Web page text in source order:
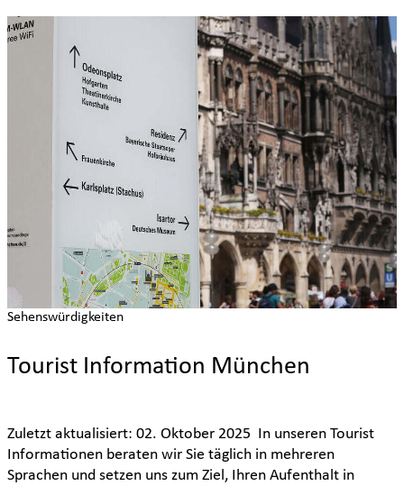
Tourist Information München
Sehenswürdigkeiten
Zuletzt aktualisiert: 02. Oktober 2025 In unseren Tourist
Informationen beraten wir Sie täglich in mehreren
Sprachen und setzen uns zum Ziel, Ihren Aufenthalt in